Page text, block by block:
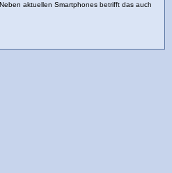
aktuellen Smartphones betrifft das auch